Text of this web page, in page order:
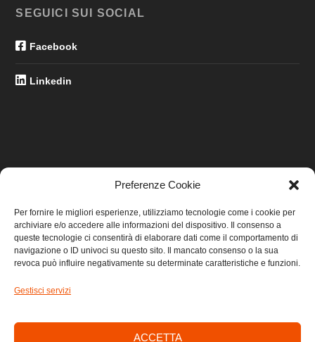
Preferenze Cookie
Per fornire le migliori esperienze, utilizziamo tecnologie come i cookie per
archiviare e/o accedere alle informazioni del dispositivo. Il consenso a
queste tecnologie ci consentirà di elaborare dati come il comportamento di
navigazione o ID univoci su questo sito. Il mancato consenso o la sua
revoca può influire negativamente su determinate caratteristiche e funzioni.
Gestisci servizi
ACCETTA
SEGUICI SUI SOCIAL
Facebook
Linkedin
Home
Privacy